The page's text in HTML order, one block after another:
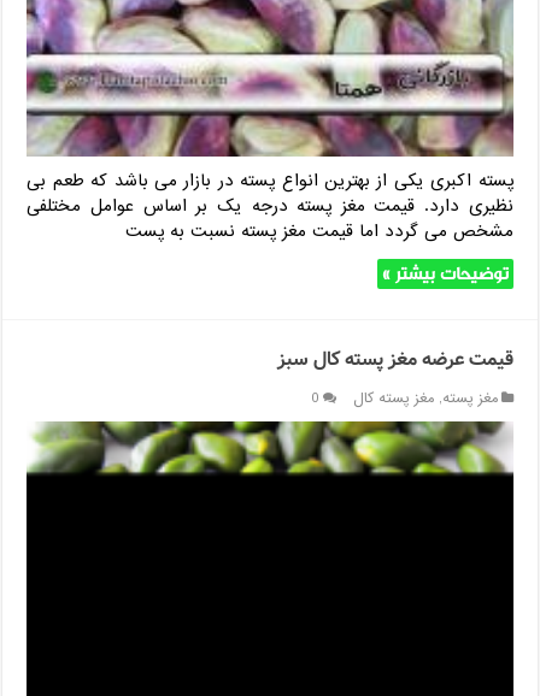
پسته اکبری یکی از بهترین انواع پسته در بازار می باشد که طعم بی
نظیری دارد. قیمت مغز پسته درجه یک بر اساس عوامل مختلفی
مشخص می گردد اما قیمت مغز پسته نسبت به پست
توضیحات بیشتر »
قیمت عرضه مغز پسته کال سبز
مغز پسته,مغز پسته کال 0